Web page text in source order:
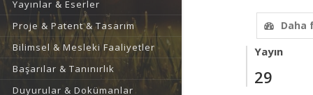
Yayınlar & Eserler
Proje & Patent & Tasarım
Bilimsel & Mesleki Faaliyetler
Başarılar & Tanınırlık
Duyurular & Dokümanlar
Daha
Yayın
29